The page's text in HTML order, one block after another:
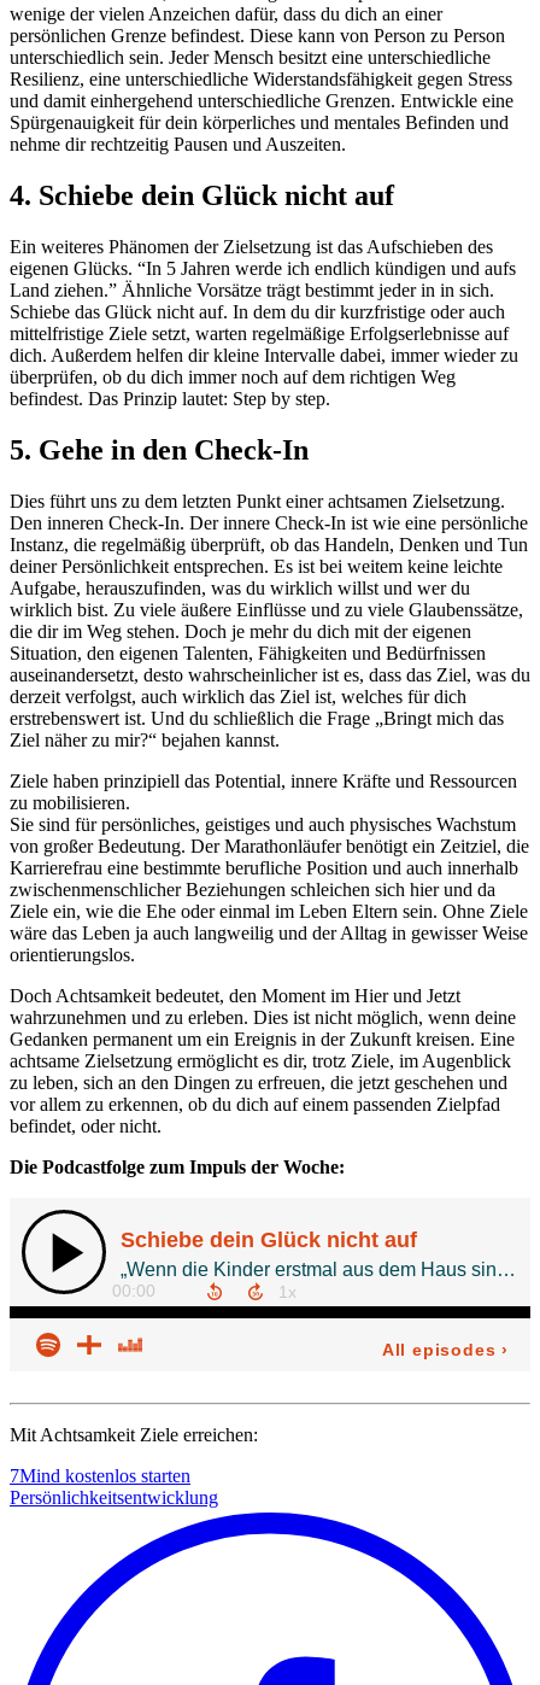
wenige der vielen Anzeichen dafür, dass du dich an einer
persönlichen Grenze befindest. Diese kann von Person zu Person
unterschiedlich sein. Jeder Mensch besitzt eine unterschiedliche
Resilienz, eine unterschiedliche Widerstandsfähigkeit gegen Stress
und damit einhergehend unterschiedliche Grenzen. Entwickle eine
Spürgenauigkeit für dein körperliches und mentales Befinden und
nehme dir rechtzeitig Pausen und Auszeiten.
4. Schiebe dein Glück nicht auf
Ein weiteres Phänomen der Zielsetzung ist das Aufschieben des
eigenen Glücks. “In 5 Jahren werde ich endlich kündigen und aufs
Land ziehen.” Ähnliche Vorsätze trägt bestimmt jeder in in sich.
Schiebe das Glück nicht auf. In dem du dir kurzfristige oder auch
mittelfristige Ziele setzt, warten regelmäßige Erfolgserlebnisse auf
dich. Außerdem helfen dir kleine Intervalle dabei, immer wieder zu
überprüfen, ob du dich immer noch auf dem richtigen Weg
befindest. Das Prinzip lautet: Step by step.
5. Gehe in den Check-In
Dies führt uns zu dem letzten Punkt einer achtsamen Zielsetzung.
Den inneren Check-In. Der innere Check-In ist wie eine persönliche
Instanz, die regelmäßig überprüft, ob das Handeln, Denken und Tun
deiner Persönlichkeit entsprechen. Es ist bei weitem keine leichte
Aufgabe, herauszufinden, was du wirklich willst und wer du
wirklich bist. Zu viele äußere Einflüsse und zu viele Glaubenssätze,
die dir im Weg stehen. Doch je mehr du dich mit der eigenen
Situation, den eigenen Talenten, Fähigkeiten und Bedürfnissen
auseinandersetzt, desto wahrscheinlicher ist es, dass das Ziel, was du
derzeit verfolgst, auch wirklich das Ziel ist, welches für dich
erstrebenswert ist. Und du schließlich die Frage „Bringt mich das
Ziel näher zu mir?“ bejahen kannst.
Ziele haben prinzipiell das Potential, innere Kräfte und Ressourcen
zu mobilisieren.
Sie sind für persönliches, geistiges und auch physisches Wachstum
von großer Bedeutung. Der Marathonläufer benötigt ein Zeitziel, die
Karrierefrau eine bestimmte berufliche Position und auch innerhalb
zwischenmenschlicher Beziehungen schleichen sich hier und da
Ziele ein, wie die Ehe oder einmal im Leben Eltern sein. Ohne Ziele
wäre das Leben ja auch langweilig und der Alltag in gewisser Weise
orientierungslos.
Doch Achtsamkeit bedeutet, den Moment im Hier und Jetzt
wahrzunehmen und zu erleben. Dies ist nicht möglich, wenn deine
Gedanken permanent um ein Ereignis in der Zukunft kreisen. Eine
achtsame Zielsetzung ermöglicht es dir, trotz Ziele, im Augenblick
zu leben, sich an den Dingen zu erfreuen, die jetzt geschehen und
vor allem zu erkennen, ob du dich auf einem passenden Zielpfad
befindet, oder nicht.
Die Podcastfolge zum Impuls der Woche:
Mit Achtsamkeit Ziele erreichen:
7Mind kostenlos starten
Persönlichkeitsentwicklung